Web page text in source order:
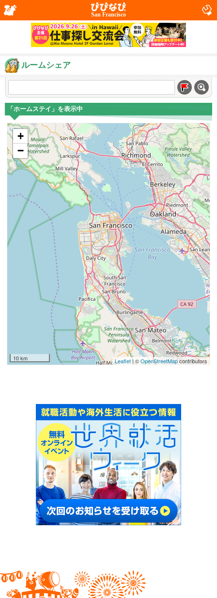
San Francisco
ルームシェア
「ホームステイ」を表示中
+
−
10 km Leaflet| ©OpenStreetMapcontributors